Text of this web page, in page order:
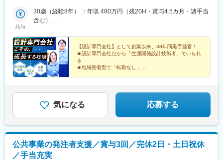
（車通勤が便利です） 【一宮事業所】JR・名鉄「一宮総合駅」よ
り徒歩5分 【三河事業所】JR東海道本線「刈谷駅」より徒歩5分
通勤が便利です） 【滋賀事業所】近江鉄道「八日市駅」より徒歩
15分（車通勤が便利です） 【京都事業所】JR嵯峨野線（山陰線）
「丹波口駅」より徒歩7分 【沖縄テクノセンター】沖縄都市モノ
レール線（ゆいレール）「美栄橋駅」より徒歩5分 ※沖縄テクノセ
ンターは機械設計のみの募集です※受動喫煙対策実施
給与
30歳（経験8年） ：年収 480万円（残20H・賞与4.5カ月・諸手当
含む）
含む）
【設計専門会社】として創業以来、38年間黒字経営！
★設計専門会社だから「生涯開発設計技術者」でいられ
る
★地域密着型で「転勤なし」
気になる 応募する
公共事業の発注者支援／賞与3回／完休2日・土日祝休
／手当充実